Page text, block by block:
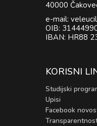
40000
e-mail:
OIB:
IBAN: HR88
KORISNI
Studijski
Upisi
Facebook